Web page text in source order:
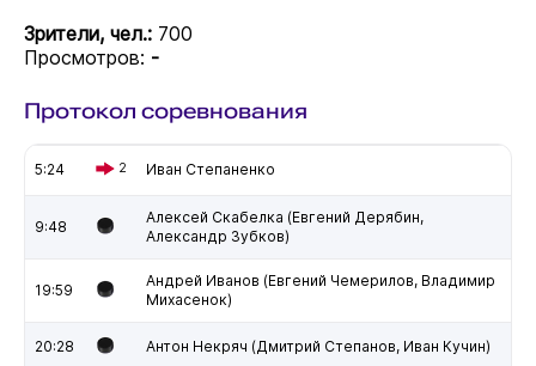
Зрители, чел.: 700
Просмотров: -
Протокол соревнования
5:24 2 Иван Степаненко
9:48
Алексей Скабелка (Евгений Дерябин,
Александр Зубков)
19:59
Андрей Иванов (Евгений Чемерилов, Владимир
Михасенок)
20:28 Антон Некряч (Дмитрий Степанов, Иван Кучин)